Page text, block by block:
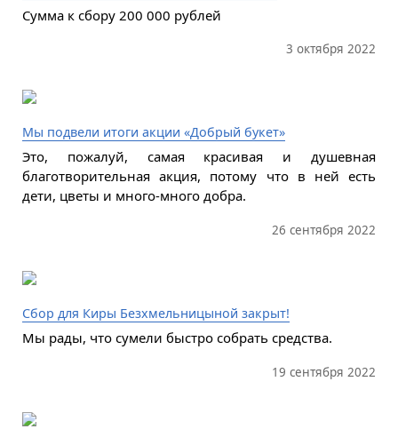
Сумма к сбору 200 000 рублей
3 октября 2022
Мы подвели итоги акции «Добрый букет»
Это, пожалуй, самая красивая и душевная
благотворительная акция, потому что в ней есть
дети, цветы и много-много добра.
26 сентября 2022
Сбор для Киры Безхмельницыной закрыт!
Мы рады, что сумели быстро собрать средства.
19 сентября 2022